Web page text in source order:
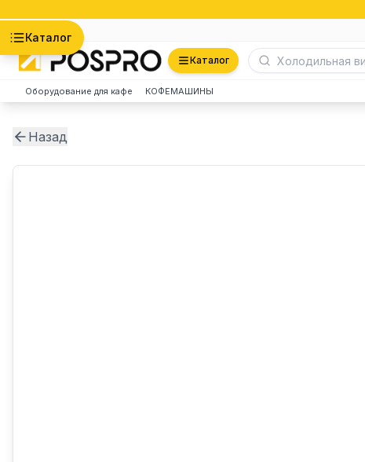
Каталог
Каталог
Оборудование для кафе КОФЕМАШИНЫ
Назад